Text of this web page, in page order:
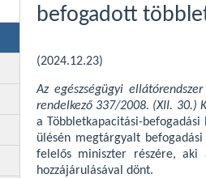
befogadott
(2024.12.23)
Az egészségügyi
rendelkező 337/2008. (XII. 30.)
a Többletkapacitási-
ülésén megtárgyalt
felelős miniszter részére, aki
hozzájárulásával dönt.